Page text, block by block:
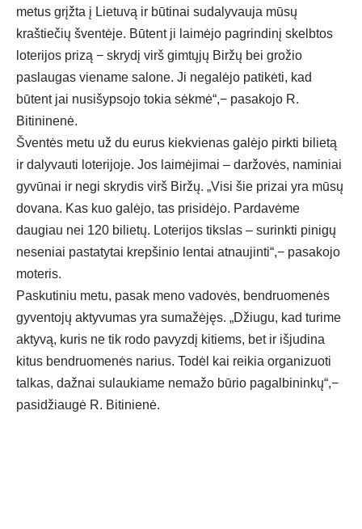
metus grįžta į Lietuvą ir būtinai sudalyvauja mūsų
kraštiečių šventėje. Būtent ji laimėjo pagrindinį skelbtos
loterijos prizą − skrydį virš gimtųjų Biržų bei grožio
paslaugas viename salone. Ji negalėjo patikėti, kad
būtent jai nusišypsojo tokia sėkmė“,− pasakojo R.
Bitininenė.
Šventės metu už du eurus kiekvienas galėjo pirkti bilietą
ir dalyvauti loterijoje. Jos laimėjimai – daržovės, naminiai
gyvūnai ir negi skrydis virš Biržų. „Visi šie prizai yra mūsų
dovana. Kas kuo galėjo, tas prisidėjo. Pardavėme
daugiau nei 120 bilietų. Loterijos tikslas – surinkti pinigų
neseniai pastatytai krepšinio lentai atnaujinti“,− pasakojo
moteris.
Paskutiniu metu, pasak meno vadovės, bendruomenės
gyventojų aktyvumas yra sumažėjęs. „Džiugu, kad turime
aktyvą, kuris ne tik rodo pavyzdį kitiems, bet ir išjudina
kitus bendruomenės narius. Todėl kai reikia organizuoti
talkas, dažnai sulaukiame nemažo būrio pagalbininkų“,−
pasidžiaugė R. Bitinienė.